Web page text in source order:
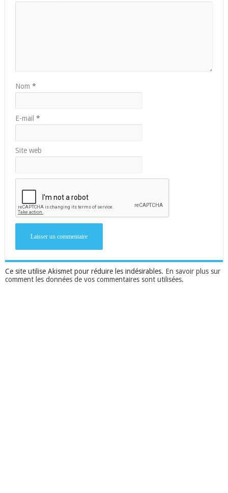
Nom *
E-mail *
Site web
Ce site utilise Akismet pour réduire les indésirables. En savoir plus sur
comment les données de vos commentaires sont utilisées.